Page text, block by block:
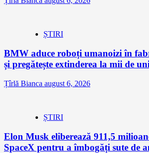
ȘTIRI
BMW aduce roboți umanoizi în
și pregătește extinderea la mii de
Țîrlă Bianca august 6, 2026
ȘTIRI
Elon Musk eliberează 911,5
SpaceX pentru a îmbogăți sute de